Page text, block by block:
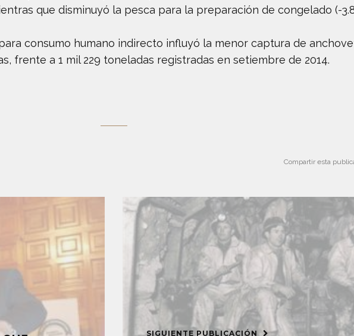
que disminuyó la pesca para la preparación de congelado (-
consumo humano indirecto influyó la menor captura de
frente a 1 mil 229 toneladas registradas en setiembre de 2014.
Compartir esta
SIGUIENTE PUBLICACIÓN